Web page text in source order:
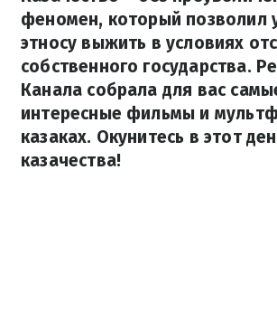
феномен, который позволил
этносу выжить в условиях
собственного государства.
Канала собрала для вас
интересные фильмы и
казаках. Окунитесь в этот
казачества!